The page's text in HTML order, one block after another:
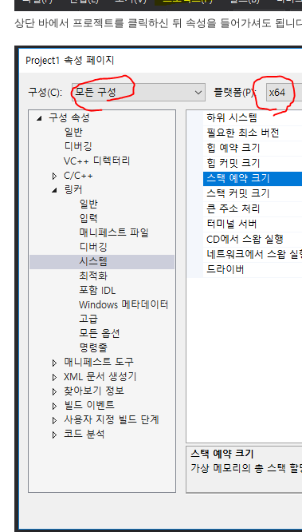
상단 바에서 프로젝트를 클릭하신 뒤 속성을 들어가셔도 됩니